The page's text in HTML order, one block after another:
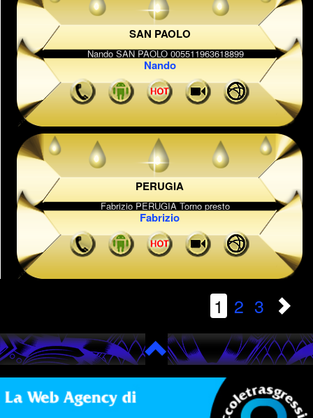
SAN PAOLO
Nando
PERUGIA
Fabrizio
1 2 3